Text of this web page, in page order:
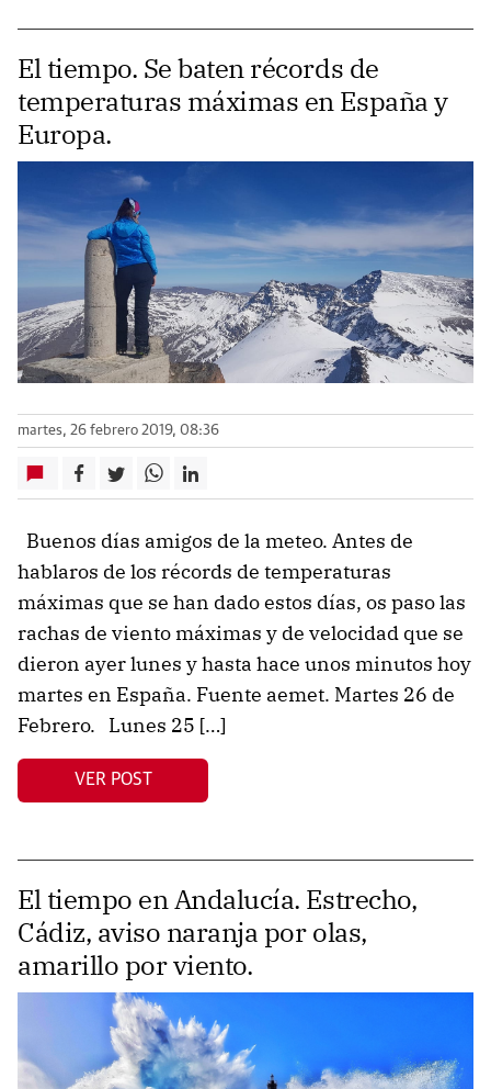
El tiempo. Se baten récords de
temperaturas máximas en España y
Europa.
martes, 26 febrero 2019, 08:36
Buenos días amigos de la meteo. Antes de
hablaros de los récords de temperaturas
máximas que se han dado estos días, os paso las
rachas de viento máximas y de velocidad que se
dieron ayer lunes y hasta hace unos minutos hoy
martes en España. Fuente aemet. Martes 26 de
Febrero. Lunes 25 […]
VER POST
El tiempo en Andalucía. Estrecho,
Cádiz, aviso naranja por olas,
amarillo por viento.